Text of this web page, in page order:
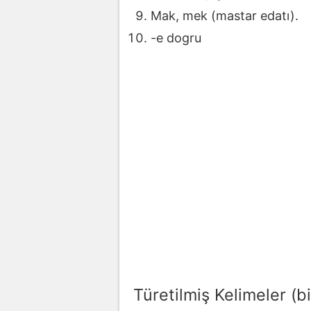
Mak, mek (mastar edatı).
-e dogru
Türetilmiş Kelimeler